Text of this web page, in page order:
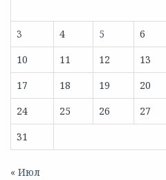
3
4 5 6
10
11 12 13
17
18 19 20
24
25 26 27
31
« Июл